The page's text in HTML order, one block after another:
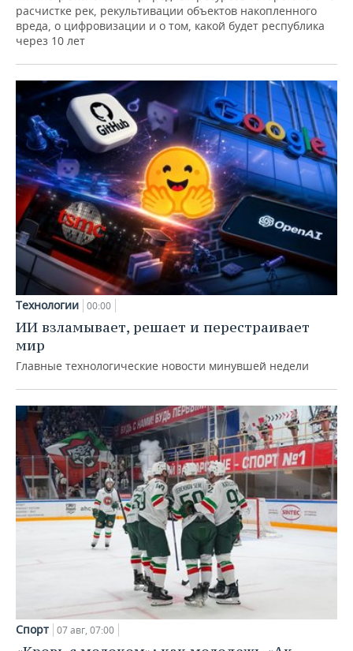
расчистке рек, рекультивации объектов накопленного
вреда, о цифровизации и о том, какой будет республика
через 10 лет
Технологии 00:00
ИИ взламывает, решает и перестраивает
мир
Главные технологические новости минувшей недели
Спорт 07 авг, 07:00